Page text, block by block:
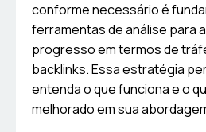
conforme necessário é
ferramentas de análise para
progresso em termos de
backlinks. Essa estratégia
entenda o que funciona e o
melhorado em sua